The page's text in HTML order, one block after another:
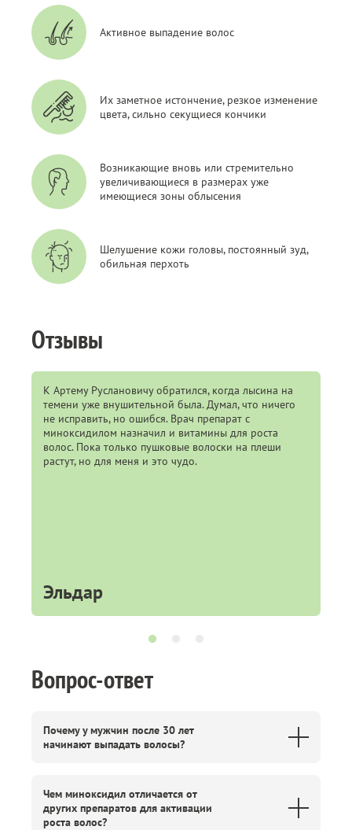
Активное выпадение волос
Их заметное истончение, резкое изменение
цвета, сильно секущиеся кончики
Возникающие вновь или стремительно
увеличивающиеся в размерах уже
имеющиеся зоны облысения
Шелушение кожи головы, постоянный зуд,
обильная перхоть
Отзывы
К Артему Руслановичу обратился, когда лысина на
темени уже внушительной была. Думал, что ничего
не исправить, но ошибся. Врач препарат с
миноксидилом назначил и витамины для роста
волос. Пока только пушковые волоски на плеши
растут, но для меня и это чудо.
Эльдар
Вопрос-ответ
Почему у мужчин после 30 лет
начинают выпадать волосы?
Чем миноксидил отличается от
других препаратов для активации
роста волос?